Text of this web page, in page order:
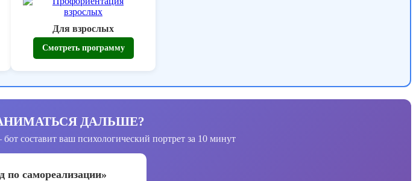
Для взрослых
Смотреть программу
ДАЛЬШЕ?
составит ваш психологический портрет за 10 минут
по самореализации»